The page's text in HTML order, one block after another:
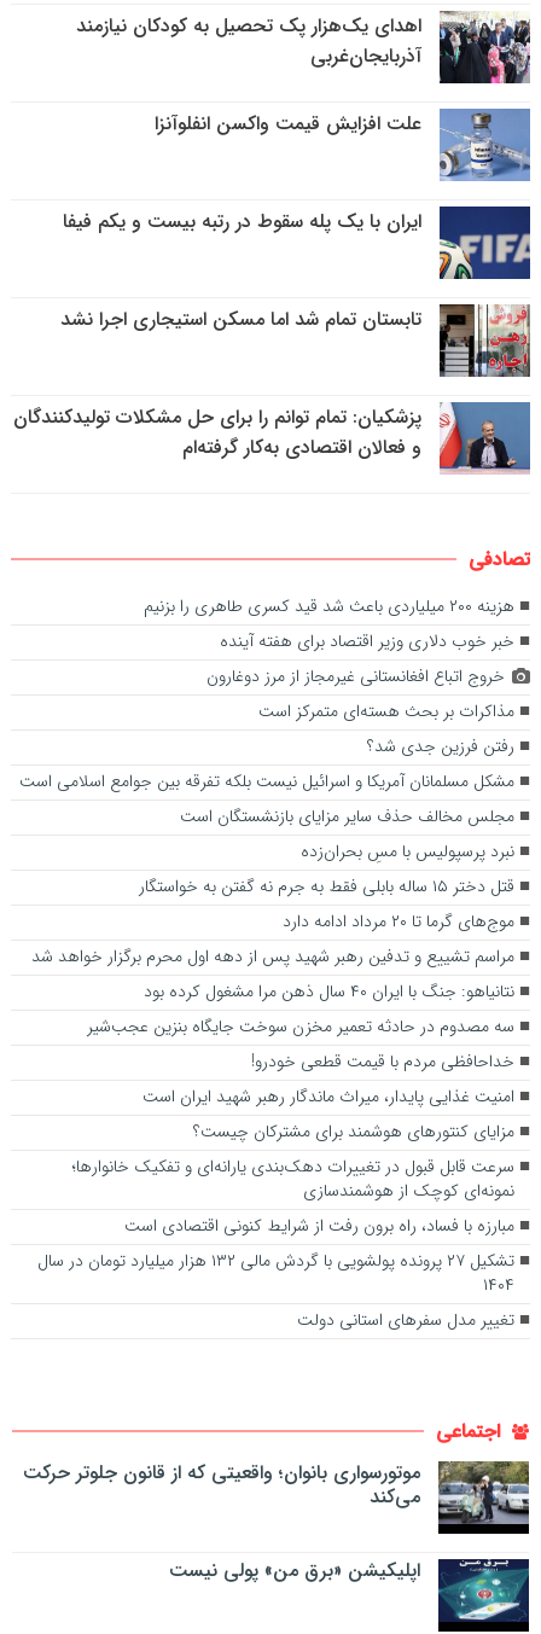
اهدای یک‌هزار پک تحصیل به کودکان نیازمند
آذربایجان‌غربی
علت افزایش قیمت واکسن انفلوآنزا
ایران با یک پله سقوط در رتبه بیست و یکم فیفا
تابستان تمام شد اما مسکن استیجاری اجرا نشد
پزشکیان: تمام توانم را برای حل مشکلات تولیدکنندگان
و فعالان اقتصادی به‌کار گرفته‌ام
تصادفی
هزینه ۲۰۰ میلیاردی باعث شد قید کسری طاهری را بزنیم
خبر خوب دلاری وزیر اقتصاد برای هفته آینده
خروج اتباع افغانستانی غیرمجاز از مرز دوغارون
مذاکرات بر بحث هسته‌ای متمرکز است
رفتن فرزین جدی شد؟
مشکل مسلمانان آمریکا و اسرائیل نیست بلکه تفرقه بین جوامع اسلامی است
مجلس مخالف حذف سایر مزایای بازنشستگان است
نبرد پرسپولیس با مسِ بحران‌زده
قتل دختر ۱۵ ساله بابلی فقط به جرم نه گفتن به خواستگار
موج‌های گرما تا ۲۰ مرداد ادامه دارد
مراسم تشییع و تدفین رهبر شهید پس از دهه اول محرم برگزار خواهد شد
نتانیاهو: جنگ با ایران ۴۰ سال ذهن مرا مشغول کرده بود
سه مصدوم در حادثه تعمیر مخزن سوخت جایگاه بنزین عجب‌شیر
خداحافظی مردم با قیمت قطعی خودرو!
امنیت غذایی پایدار، میراث ماندگار رهبر شهید ایران است
مزایای کنتورهای هوشمند برای مشترکان چیست؟
سرعت قابل قبول در تغییرات دهک‌بندی یارانه‌ای و تفکیک خانوارها؛
نمونه‌ای کوچک از هوشمندسازی
مبارزه با فساد، راه برون رفت از شرایط کنونی اقتصادی است
تشکیل ۲۷ پرونده پولشویی با گردش مالی ۱۳۲ هزار میلیارد تومان در سال
۱۴۰۴
تغییر مدل سفرهای استانی دولت
اجتماعی
موتورسواری بانوان؛ واقعیتی که از قانون جلوتر حرکت
می‌کند
اپلیکیشن «برق من» پولی نیست